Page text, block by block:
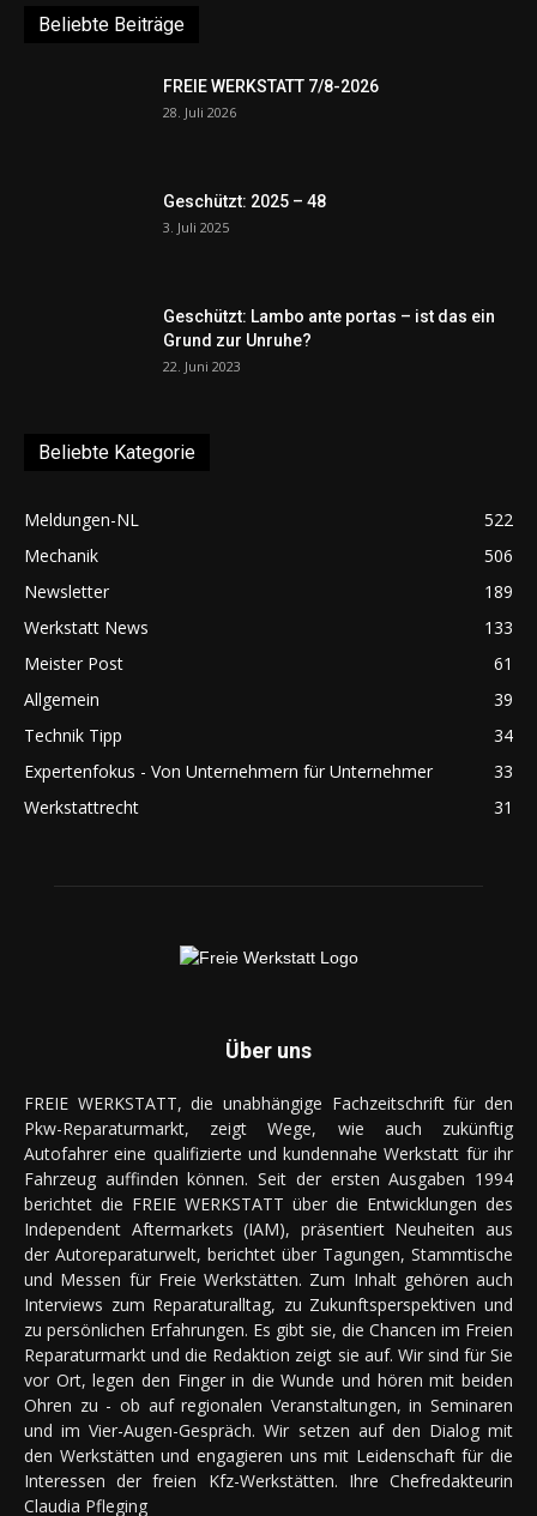
Beliebte Beiträge
FREIE WERKSTATT 7/8-2026
28. Juli 2026
Geschützt: 2025 – 48
3. Juli 2025
Geschützt: Lambo ante portas – ist das ein
Grund zur Unruhe?
22. Juni 2023
Beliebte Kategorie
Meldungen-NL
522
Mechanik
506
Newsletter
189
Werkstatt News
133
Meister Post
61
Allgemein
39
Technik Tipp
34
Expertenfokus - Von Unternehmern für Unternehmer
33
Werkstattrecht
31
Über uns
FREIE WERKSTATT, die unabhängige Fachzeitschrift für den
Pkw-Reparaturmarkt, zeigt Wege, wie auch zukünftig
Autofahrer eine qualifizierte und kundennahe Werkstatt für ihr
Fahrzeug auffinden können. Seit der ersten Ausgaben 1994
berichtet die FREIE WERKSTATT über die Entwicklungen des
Independent Aftermarkets (IAM), präsentiert Neuheiten aus
der Autoreparaturwelt, berichtet über Tagungen, Stammtische
und Messen für Freie Werkstätten. Zum Inhalt gehören auch
Interviews zum Reparaturalltag, zu Zukunftsperspektiven und
zu persönlichen Erfahrungen. Es gibt sie, die Chancen im Freien
Reparaturmarkt und die Redaktion zeigt sie auf. Wir sind für Sie
vor Ort, legen den Finger in die Wunde und hören mit beiden
Ohren zu - ob auf regionalen Veranstaltungen, in Seminaren
und im Vier-Augen-Gespräch. Wir setzen auf den Dialog mit
den Werkstätten und engagieren uns mit Leidenschaft für die
Interessen der freien Kfz-Werkstätten. Ihre Chefredakteurin
Claudia Pfleging